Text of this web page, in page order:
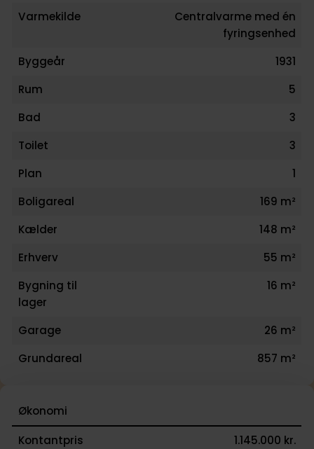
Varmekilde
Centralvarme med én
fyringsenhed
Byggeår
1931
Rum
5
Bad
3
Toilet
3
Plan
1
Boligareal
169 m²
Kælder
148 m²
Erhverv
55 m²
Bygning til
lager
16 m²
Garage
26 m²
Grundareal
857 m²
Økonomi
Kontantpris
1.145.000 kr.